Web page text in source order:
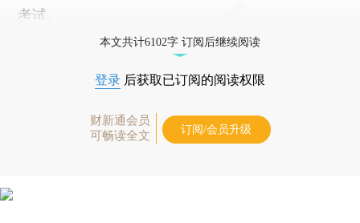
考试。
本文共计6102字 订阅后继续阅读
登录 后获取已订阅的阅读权限
财新通会员
可畅读全文
订阅/会员升级